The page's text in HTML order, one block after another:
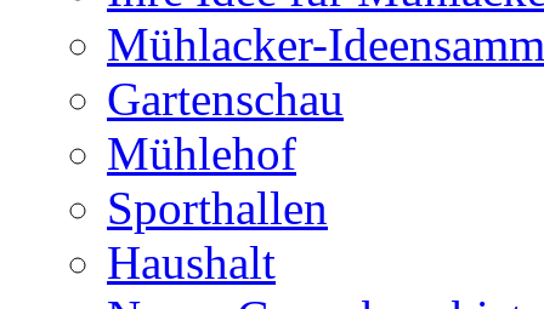
Mühlacker-
Gartenschau
Mühlehof
Sporthallen
Haushalt